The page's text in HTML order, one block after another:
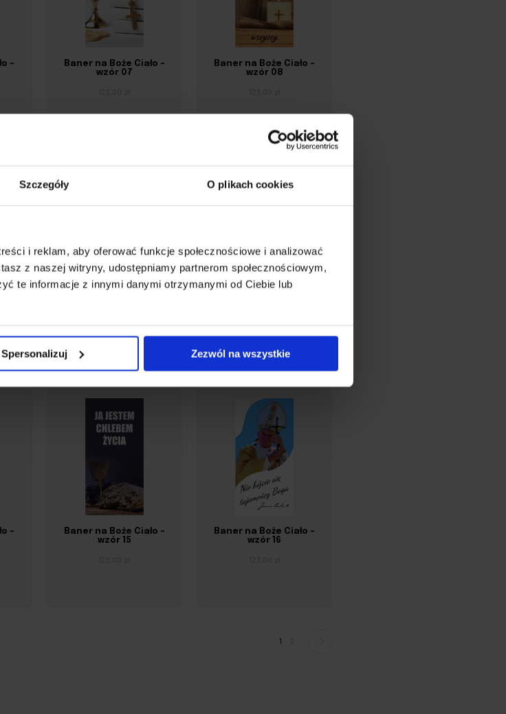
Szczegóły O plikach cookies
i reklam, aby oferować funkcje społecznościowe i analizować
z naszej witryny, udostępniamy partnerom społecznościowym,
te informacje z innymi danymi otrzymanymi od Ciebie lub
Spersonalizuj Zezwól na wszystkie
–
Baner na Boże Ciało –
wzór 07
Baner na Boże Ciało –
wzór 08
–
–
Baner na Boże Ciało –
wzór 15
Baner na Boże Ciało –
wzór 16